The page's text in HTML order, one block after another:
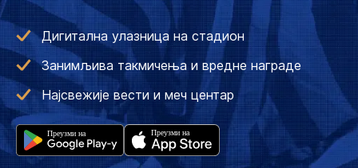
Дигитална улазница на стадион
Занимљива такмичења и вредне награде
Најсвежије вести и меч центар